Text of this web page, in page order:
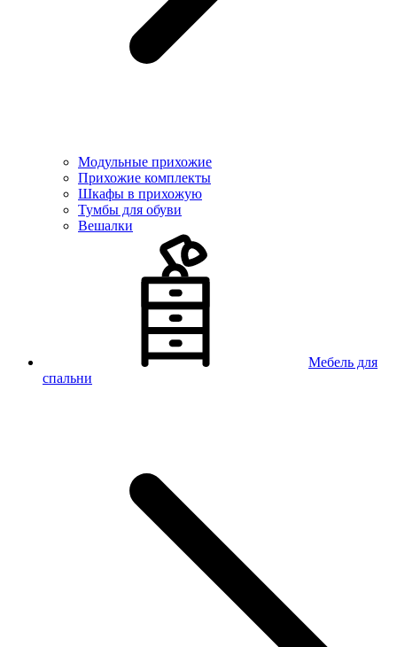
Модульные прихожие
Прихожие комплекты
Шкафы в прихожую
Тумбы для обуви
Вешалки
Мебель для
спальни